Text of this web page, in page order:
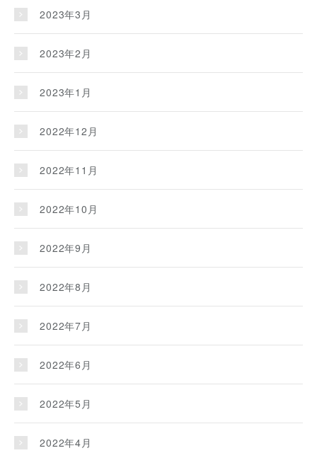
2023年3月
2023年2月
2023年1月
2022年12月
2022年11月
2022年10月
2022年9月
2022年8月
2022年7月
2022年6月
2022年5月
2022年4月